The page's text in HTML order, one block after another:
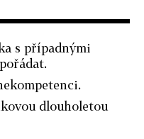
s případnými
dlouholetou